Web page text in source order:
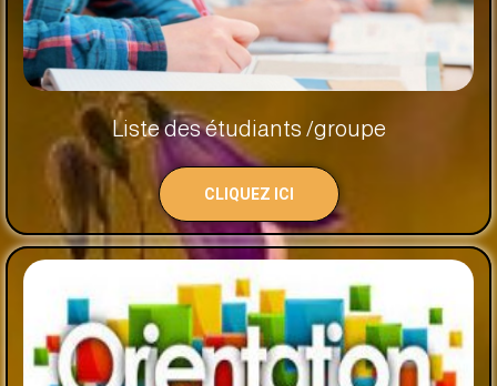
Liste des étudiants /groupe
CLIQUEZ ICI